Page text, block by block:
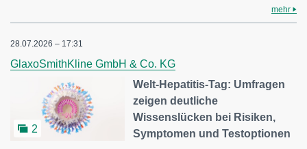
mehr
28.07.2026 – 17:31
GlaxoSmithKline GmbH & Co. KG
2
Welt-Hepatitis-Tag: Umfragen
zeigen deutliche
Wissenslücken bei Risiken,
Symptomen und Testoptionen